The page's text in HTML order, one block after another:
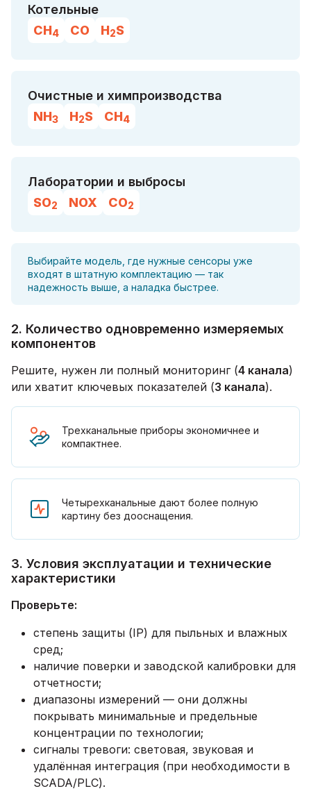
Котельные
CH4 CO H2S
Очистные и химпроизводства
NH3 H2S CH4
Лаборатории и выбросы
SO2 NOX CO2
Выбирайте модель, где нужные сенсоры уже
входят в штатную комплектацию — так
надежность выше, а наладка быстрее.
2. Количество одновременно измеряемых
компонентов
Решите, нужен ли полный мониторинг (4 канала)
или хватит ключевых показателей (3 канала).
Трехканальные приборы экономичнее и
компактнее.
Четырехканальные дают более полную
картину без дооснащения.
3. Условия эксплуатации и технические
характеристики
Проверьте:
степень защиты (IP) для пыльных и влажных
сред;
наличие поверки и заводской калибровки для
отчетности;
диапазоны измерений — они должны
покрывать минимальные и предельные
концентрации по технологии;
сигналы тревоги: световая, звуковая и
удалённая интеграция (при необходимости в
SCADA/PLC).